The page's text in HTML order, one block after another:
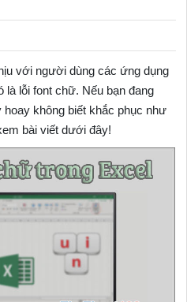
với người dùng các ứng dụng
là lỗi font chữ. Nếu bạn đang
hoay không biết khắc phục như
bài viết dưới đây!